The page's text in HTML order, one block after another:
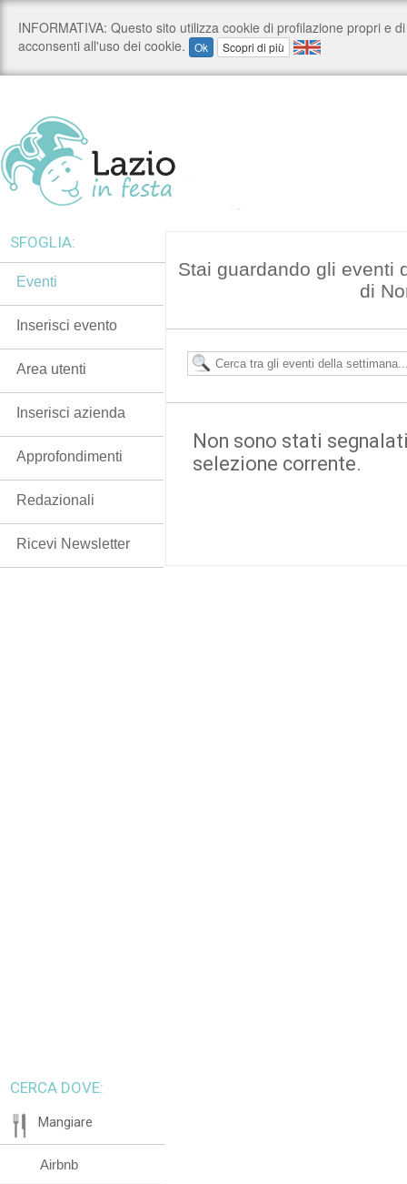
Stai guardando gli eventi
di
Non sono stati
selezione corrente.
SFOGLIA:
Eventi
Inserisci evento
Area utenti
Inserisci azienda
Approfondimenti
Redazionali
Ricevi Newsletter
CERCA DOVE:
Mangiare
Airbnb